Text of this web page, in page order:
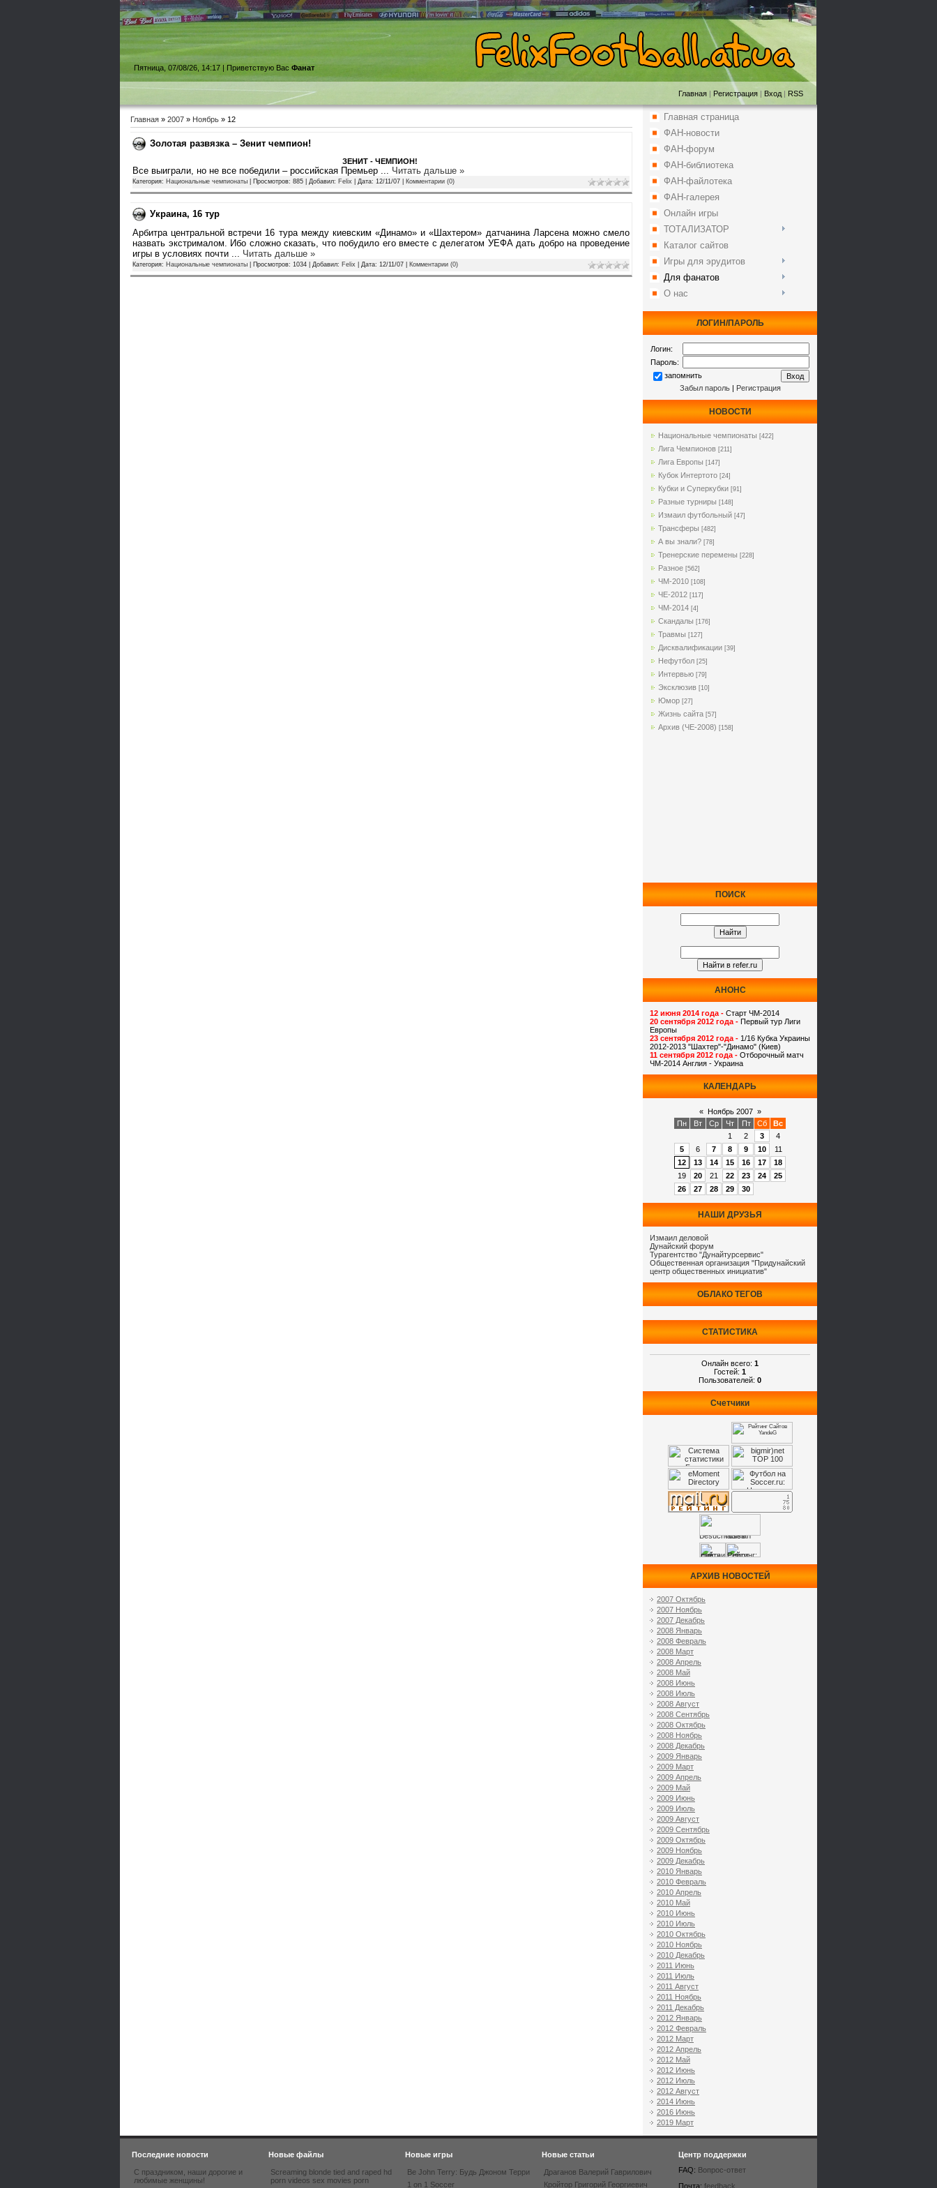
Пятница, 07/08/26, 14:17 | Приветствую Вас Фанат
Главная | Регистрация | Вход | RSS
Главная » 2007 » Ноябрь » 12
Золотая развязка – Зенит чемпион!
ЗЕНИТ - ЧЕМПИОН!
Все выиграли, но не все победили – российская Премьер Читать дальше »
Категория: Национальные чемпионаты | Просмотров: 885 | Добавил: Felix | Дата: 12/11/07 Комментарии (0)
Украина, 16 тур
Арбитра центральной встречи 16 тура между киевским «Динамо» и «Шахтером» датчанина Ларсена можно смело
назвать экстрималом. Ибо сложно сказать, что побудило его вместе с делегатом УЕФА дать добро на проведение
игры в условиях почти
Читать дальше »
Категория: Национальные чемпионаты | Просмотров: 1034 | Добавил: Felix | Дата: 12/11/07 Комментарии (0)
Главная страница
ФАН-новости
ФАН-форум
ФАН-библиотека
ФАН-файлотека
ФАН-галерея
Онлайн игры
ТОТАЛИЗАТОР
Каталог сайтов
Игры для эрудитов
Для фанатов
О нас
ЛОГИН/ПАРОЛЬ
Логин:
Пароль:
запомнить
Забыл пароль| Регистрация
НОВОСТИ
Национальные чемпионаты [422]
Лига Чемпионов [211]
Лига Европы [147]
Кубок Интертото [24]
Кубки и Суперкубки [91]
Разные турниры [148]
Измаил футбольный [47]
Трансферы [482]
А вы знали? [78]
Тренерские перемены [228]
Разное [562]
ЧМ-2010 [108]
ЧЕ-2012 [117]
ЧМ-2014 [4]
Cкандалы [176]
Травмы [127]
Дисквалификации [39]
Нефутбол [25]
Интервью [79]
Эксклюзив [10]
Юмор [27]
Жизнь сайта [57]
Архив (ЧЕ-2008) [158]
ПОИСК
АНОНС
12 июня 2014 года - Старт ЧМ-2014
20 сентября 2012 года - Первый тур Лиги
Европы
23 сентября 2012 года - 1/16 Кубка Украины
2012-2013 "Шахтер"-"Динамо" (Киев)
11 сентября 2012 года - Отборочный матч
ЧМ-2014 Англия - Украина
КАЛЕНДАРЬ
« Ноябрь 2007 »
Пн
Вт Ср Чт Пт Сб
Вс
1
2 3
4
5
6 7 8 9 10
11
12
13 14 15 16 17
18
19
20 21 22 23 24
25
26
27 28 29 30
НАШИ ДРУЗЬЯ
Измаил деловой
Дунайский форум
Турагентство "Дунайтурсервис"
Общественная организация "Придунайский
центр общественных инициатив"
ОБЛАКО ТЕГОВ
СТАТИСТИКА
Онлайн всего: 1
Гостей: 1
Пользователей: 0
Счетчики
АРХИВ НОВОСТЕЙ
2007 Октябрь
2007 Ноябрь
2007 Декабрь
2008 Январь
2008 Февраль
2008 Март
2008 Апрель
2008 Май
2008 Июнь
2008 Июль
2008 Август
2008 Сентябрь
2008 Октябрь
2008 Ноябрь
2008 Декабрь
2009 Январь
2009 Март
2009 Апрель
2009 Май
2009 Июнь
2009 Июль
2009 Август
2009 Сентябрь
2009 Октябрь
2009 Ноябрь
2009 Декабрь
2010 Январь
2010 Февраль
2010 Апрель
2010 Май
2010 Июнь
2010 Июль
2010 Октябрь
2010 Ноябрь
2010 Декабрь
2011 Июнь
2011 Июль
2011 Август
2011 Ноябрь
2011 Декабрь
2012 Январь
2012 Февраль
2012 Март
2012 Апрель
2012 Май
2012 Июнь
2012 Июль
2012 Август
2014 Июнь
2016 Июнь
2019 Март
Последние новости
С праздником, наши дорогие и
любимые женщины!
Новые файлы
Screaming blonde tied and raped hd
porn videos sex movies porn
Новые игры
Be John Terry: Будь Джоном Терри
1 on 1 Soccer
Новые статьи
Драганов Валерий Гаврилович
Кройтор Григорий Георгиевич
Центр поддержки
FAQ: Вопрос-ответ
Почта: feedback